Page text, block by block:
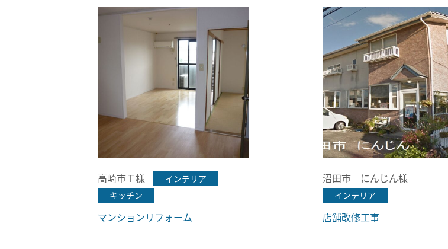
高崎市Ｔ様
インテリア
キッチン
マンションリフォーム
沼田市 にんじん様
インテリア
店舗改修工事